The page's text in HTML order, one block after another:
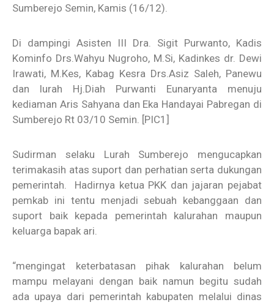
Sumberejo Semin, Kamis (16/12).
Di dampingi Asisten III Dra. Sigit Purwanto, Kadis
Kominfo Drs.Wahyu Nugroho, M.Si, Kadinkes dr. Dewi
Irawati, M.Kes, Kabag Kesra Drs.Asiz Saleh, Panewu
dan lurah Hj.Diah Purwanti Eunaryanta menuju
kediaman Aris Sahyana dan Eka Handayai Pabregan di
Sumberejo Rt 03/10 Semin. [PIC1]
Sudirman selaku Lurah Sumberejo mengucapkan
terimakasih atas suport dan perhatian serta dukungan
pemerintah. Hadirnya ketua PKK dan jajaran pejabat
pemkab ini tentu menjadi sebuah kebanggaan dan
suport baik kepada pemerintah kalurahan maupun
keluarga bapak ari.
“mengingat keterbatasan pihak kalurahan belum
mampu melayani dengan baik namun begitu sudah
ada upaya dari pemerintah kabupaten melalui dinas